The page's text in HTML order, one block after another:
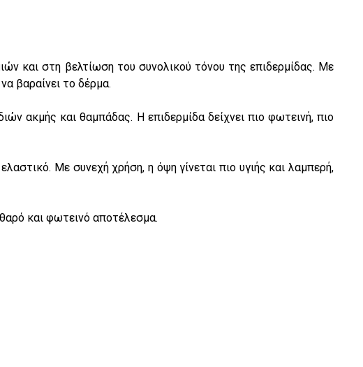
και στη βελτίωση του συνολικού τόνου της επιδερμίδας. Με
βαραίνει το δέρμα.
ακμής και θαμπάδας. Η επιδερμίδα δείχνει πιο φωτεινή, πιο
Με συνεχή χρήση, η όψη γίνεται πιο υγιής και λαμπερή,
και φωτεινό αποτέλεσμα.